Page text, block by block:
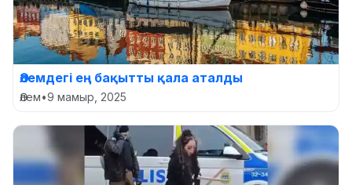
Әлемдегі ең бақытты қала аталды
Әлем•9 мамыр, 2025